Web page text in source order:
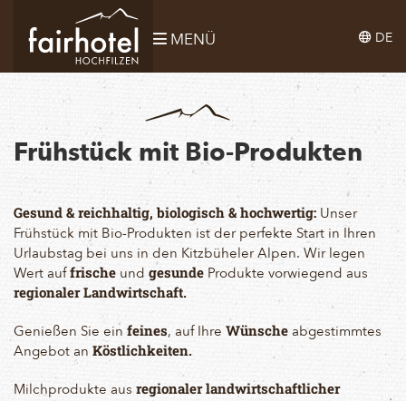
MENÜ DE
Frühstück mit Bio-Produkten
Gesund & reichhaltig, biologisch & hochwertig: Unser
Frühstück mit Bio-Produkten ist der perfekte Start in Ihren
Urlaubstag bei uns in den Kitzbüheler Alpen. Wir legen
Wert auffrische und gesunde Produkte vorwiegend aus
regionaler Landwirtschaft.
Genießen Sie ein feines, auf Ihre Wünsche abgestimmtes
Angebot an Köstlichkeiten.
Milchprodukte aus regionaler landwirtschaftlicher